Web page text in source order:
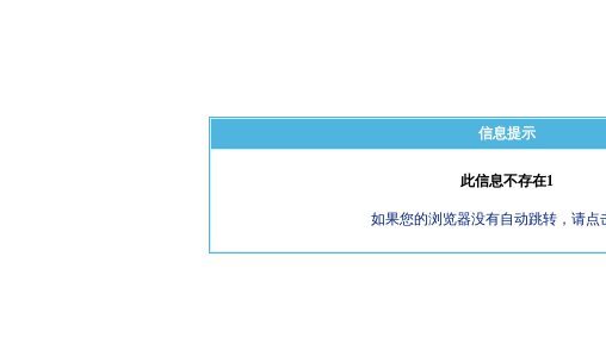
信息提示
此信息不存在1
如果您的浏览器没有自动跳转，请点